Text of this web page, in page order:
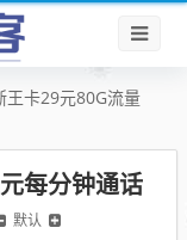
王卡29元80G流量
每分钟通话
默认